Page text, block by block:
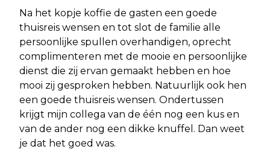
Na het kopje koffie de gasten een goede
thuisreis wensen en tot slot de familie alle
persoonlijke spullen overhandigen, oprecht
complimenteren met de mooie en persoonlijke
dienst die zij ervan gemaakt hebben en hoe
mooi zij gesproken hebben. Natuurlijk ook hen
een goede thuisreis wensen. Ondertussen
krijgt mijn collega van de één nog een kus en
van de ander nog een dikke knuffel. Dan weet
je dat het goed was.